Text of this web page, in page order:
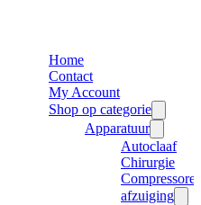
Home
Contact
My Account
Shop op categorie
Apparatuur
Autoclaaf
Chirurgie
afzuiging